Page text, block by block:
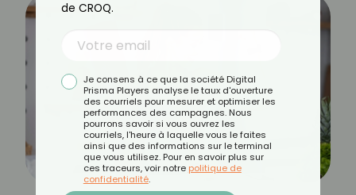
de CROQ.
Je consens à ce que la société Digital
Prisma Players analyse le taux d'ouverture
des courriels pour mesurer et optimiser les
performances des campagnes. Nous
pourrons savoir si vous ouvrez les
courriels, l'heure à laquelle vous le faites
ainsi que des informations sur le terminal
que vous utilisez. Pour en savoir plus sur
ces traceurs, voir notre politique de
confidentialité.